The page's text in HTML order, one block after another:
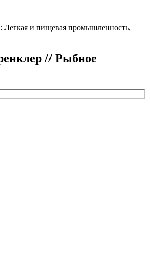
Легкая и пищевая промышленность,
// Рыбное